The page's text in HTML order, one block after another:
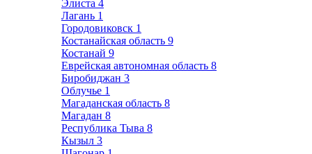
Элиста 4
Лагань 1
Городовиковск 1
Костанайская область 9
Костанай 9
Еврейская автономная область 8
Биробиджан 3
Облучье 1
Магаданская область 8
Магадан 8
Республика Тыва 8
Кызыл 3